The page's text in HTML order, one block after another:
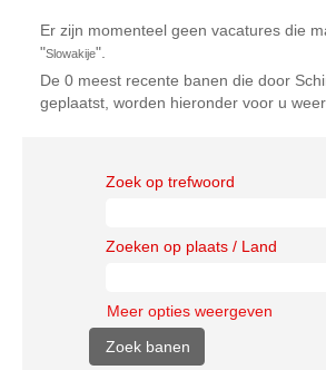
Er zijn momenteel geen vacatures die
"Slowakije".
De 0 meest recente banen die door
geplaatst, worden hieronder voor u
Zoek op trefwoord
Zoeken op plaats / Land
Meer opties weergeven